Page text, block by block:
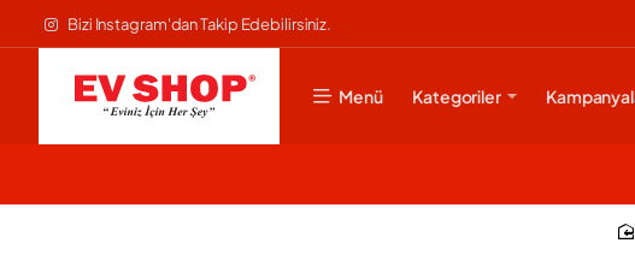
Bizi Instagram'dan Takip Edebilirsiniz.
Menü Kategoriler